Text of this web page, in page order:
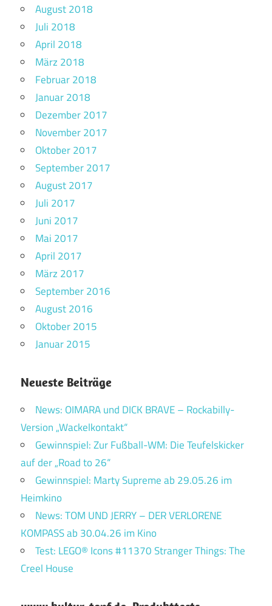
August 2018
Juli 2018
April 2018
März 2018
Februar 2018
Januar 2018
Dezember 2017
November 2017
Oktober 2017
September 2017
August 2017
Juli 2017
Juni 2017
Mai 2017
April 2017
März 2017
September 2016
August 2016
Oktober 2015
Januar 2015
Neueste Beiträge
News: OIMARA und DICK BRAVE – Rockabilly-
Version „Wackelkontakt“
Gewinnspiel: Zur Fußball-WM: Die Teufelskicker
auf der „Road to 26“
Gewinnspiel: Marty Supreme ab 29.05.26 im
Heimkino
News: TOM UND JERRY – DER VERLORENE
KOMPASS ab 30.04.26 im Kino
Test: LEGO® Icons #11370 Stranger Things: The
Creel House